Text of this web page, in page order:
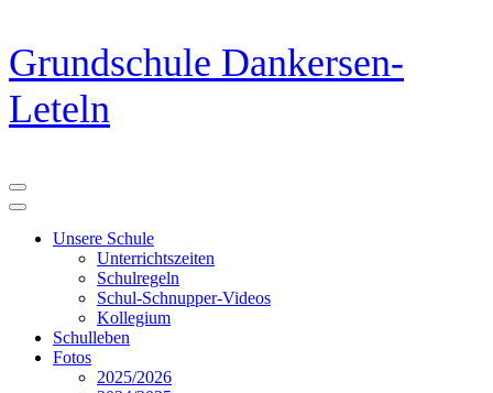
Zum
Inhalt
springen
(Eingabetaste
drücken)
Grundschule Dankersen-
Leteln
Unsere Schule
Unterrichtszeiten
Schulregeln
Schul-Schnupper-Videos
Kollegium
Schulleben
Fotos
2025/2026